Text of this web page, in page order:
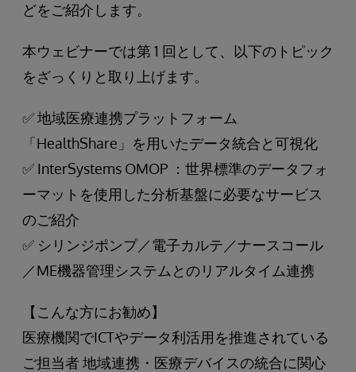
どをご紹介します。
本ウェビナーでは第 1 回として、以下のトピック
をざっくりと取り上げます。
✅ 地域医療連携プラットフォーム
「HealthShare」を用いたデータ統合と可視化
✅ InterSystems OMOP ：世界標準のデータフォ
ーマットを使用した分析基盤に必要なサービス
のご紹介
✅ シリンジポンプ／電子カルテ／ナースコール
／ME機器管理システムとのリアルタイム連携
【こんな方にお勧め】
医療機関でICTやデータ利活用を推進されている
ご担当者 地域連携・医療デバイスの統合に関心